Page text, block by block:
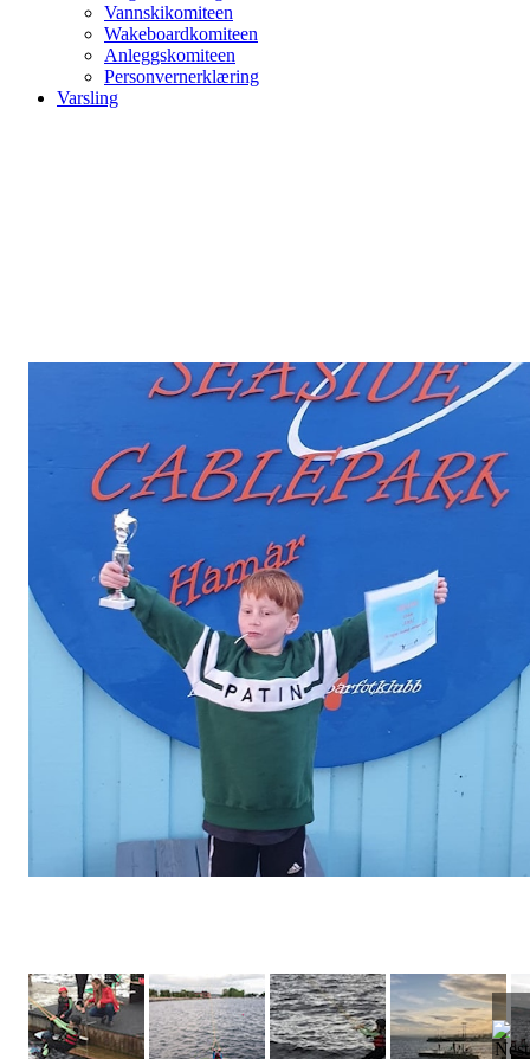
Vannskikomiteen
Wakeboardkomiteen
Anleggskomiteen
Personvernerklæring
Varsling